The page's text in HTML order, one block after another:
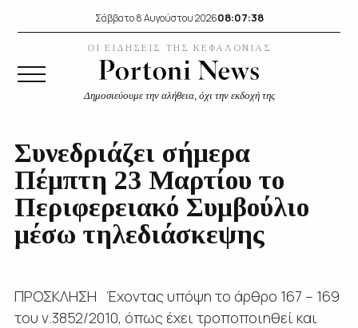
Σάββατο 8 Αυγούστου 202608:07:39
ΟΙ ΕΙΔΗΣΕΙΣ ΤΗΣ ΚΕΦΑΛΟΝΙΑΣ
Δημοσιεύουμε την αλήθεια, όχι την εκδοχή της
Συνεδριάζει σήμερα
Πέμπτη 23 Μαρτίου το
Περιφερειακό Συμβούλιο
μέσω τηλεδιάσκεψης
ΠΡΟΣΚΛΗΣΗ Έχοντας υπόψη το άρθρο 167 – 169
του ν.3852/2010, όπως έχει τροποποιηθεί και